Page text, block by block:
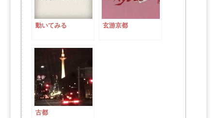
動いてみる 玄游京都
古都